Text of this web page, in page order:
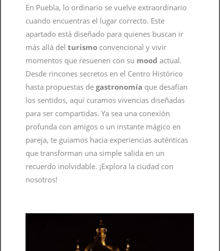
En Puebla, lo ordinario se vuelve extraordinario
cuando encuentras el lugar correcto. Este
apartado está diseñado para quienes buscan ir
más allá delturismo convencional y vivir
momentos que resuenen con su mood actual.
Desde rincones secretos en el Centro Histórico
hasta propuestas degastronomía que desafían
los sentidos, aquí curamos vivencias diseñadas
para ser compartidas. Ya sea una conexión
profunda con amigos o un instante mágico en
pareja, te guiamos hacia experiencias auténticas
que transforman una simple salida en un
recuerdo inolvidable. ¡Explora la ciudad con
nosotros!